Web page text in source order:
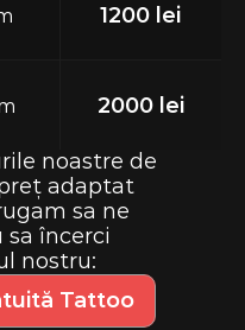
1200 lei
2000 lei
adaptat
sa ne
sa încerci
nostru:
Tattoo